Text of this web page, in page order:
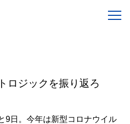
ロジックを振り返ろ
9日。今年は新型コロナウイル